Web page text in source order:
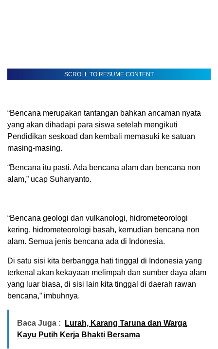
SCROLL TO RESUME CONTENT
“Bencana merupakan tantangan bahkan ancaman nyata
yang akan dihadapi para siswa setelah mengikuti
Pendidikan seskoad dan kembali memasuki ke satuan
masing-masing.
“Bencana itu pasti. Ada bencana alam dan bencana non
alam,” ucap Suharyanto.
“Bencana geologi dan vulkanologi, hidrometeorologi
kering, hidrometeorologi basah, kemudian bencana non
alam. Semua jenis bencana ada di Indonesia.
Di satu sisi kita berbangga hati tinggal di Indonesia yang
terkenal akan kekayaan melimpah dan sumber daya alam
yang luar biasa, di sisi lain kita tinggal di daerah rawan
bencana,” imbuhnya.
Baca Juga :
Lurah, Karang Taruna dan Warga
Kayu Putih Kerja Bhakti Bersama